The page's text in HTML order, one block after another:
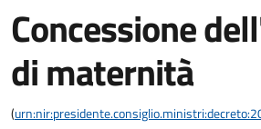
Concessione
di maternità
(